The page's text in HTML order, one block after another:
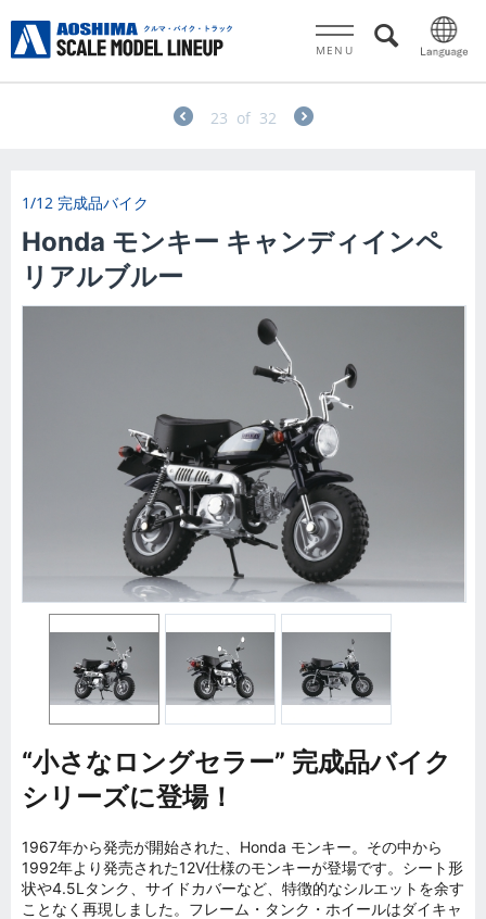
MENU
23 of 32
1/12 完成品バイク
Honda モンキー キャンディインペ
リアルブルー
“小さなロングセラー” 完成品バイク
シリーズに登場！
1967年から発売が開始された、Honda モンキー。その中から
1992年より発売された12V仕様のモンキーが登場です。シート形
状や4.5Lタンク、サイドカバーなど、特徴的なシルエットを余す
ことなく再現しました。フレーム・タンク・ホイールはダイキャ